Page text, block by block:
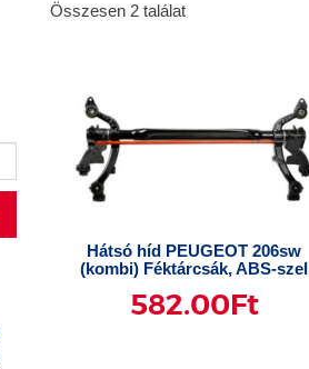
Összesen 2 találat
Hátsó híd PEUGEOT 206sw
(kombi) Féktárcsák, ABS-szel
582.00Ft